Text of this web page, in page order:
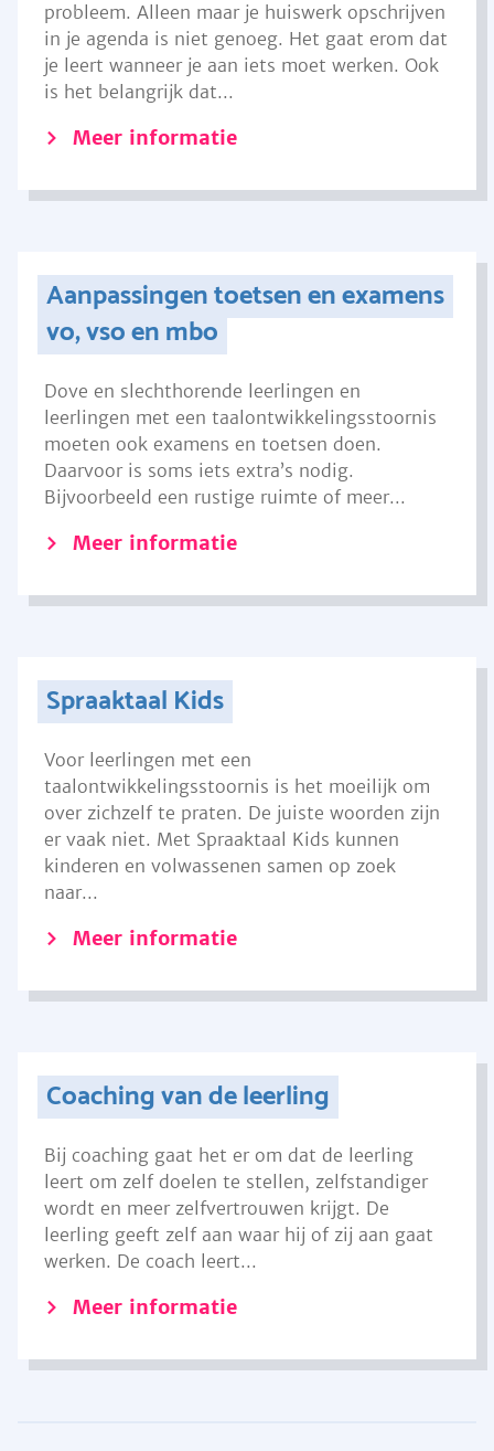
probleem. Alleen maar je huiswerk opschrijven
in je agenda is niet genoeg. Het gaat erom dat
je leert wanneer je aan iets moet werken. Ook
is het belangrijk dat...
Meer informatie
Aanpassingen toetsen en examens
vo, vso en mbo
Dove en slechthorende leerlingen en
leerlingen met een taalontwikkelingsstoornis
moeten ook examens en toetsen doen.
Daarvoor is soms iets extra’s nodig.
Bijvoorbeeld een rustige ruimte of meer...
Meer informatie
Spraaktaal Kids
Voor leerlingen met een
taalontwikkelingsstoornis is het moeilijk om
over zichzelf te praten. De juiste woorden zijn
er vaak niet. Met Spraaktaal Kids kunnen
kinderen en volwassenen samen op zoek
naar...
Meer informatie
Coaching van de leerling
Bij coaching gaat het er om dat de leerling
leert om zelf doelen te stellen, zelfstandiger
wordt en meer zelfvertrouwen krijgt. De
leerling geeft zelf aan waar hij of zij aan gaat
werken. De coach leert...
Meer informatie